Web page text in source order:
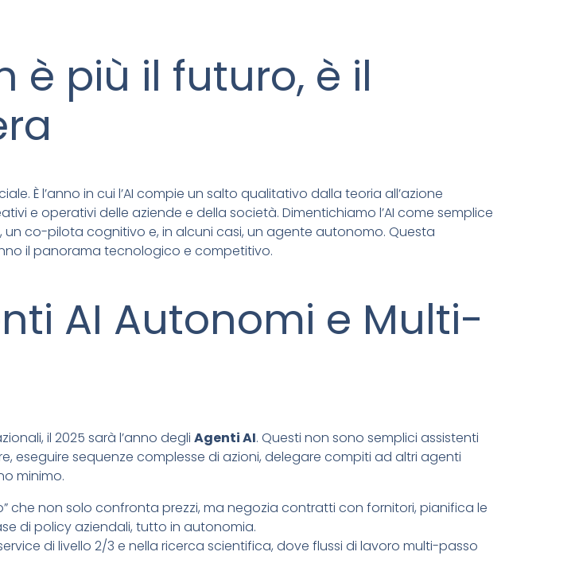
è più il futuro, è il
È l’anno in cui l’AI compie un salto qualitativo dalla teoria all’azione
e operativi delle aziende e della società. Dimentichiamo l’AI come semplice
co-pilota cognitivo e, in alcuni casi, un agente autonomo. Questa
il panorama tecnologico e competitivo.
AI Autonomi e Multi-
il 2025 sarà l’anno degli Agenti AI. Questi non sono semplici assistenti
sequenze complesse di azioni, delegare compiti ad altri agenti
minimo.
che non solo confronta prezzi, ma negozia contratti con fornitori, pianifica le
di policy aziendali, tutto in autonomia.
di livello 2/3 e nella ricerca scientifica, dove flussi di lavoro multi-passo